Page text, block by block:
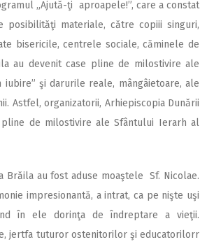
„Ajută-ţi aproapele!”, care a constat
materiale, către copiii singuri,
bisericile, centrele sociale, căminele de
au devenit case pline de milostivire ale
şi darurile reale, mângâietoare, ale
Astfel, organizatorii, Arhiepiscopia Dunării
de milostivire ale Sfântului Ierarh al
Brăila au fost aduse moaştele Sf. Nicolae.
impresionantă, a intrat, ca pe nişte uşi
în ele dorinţa de îndreptare a vieţii.
jertfa tuturor ostenitorilor şi educatorilorr